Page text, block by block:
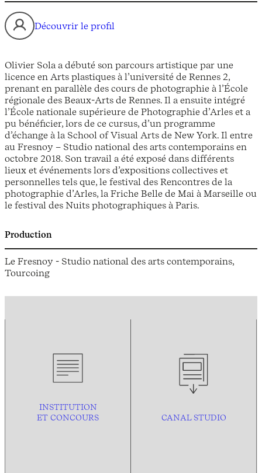
Découvrir le profil
Olivier Sola a débuté son parcours artistique par une
licence en Arts plastiques à l’université de Rennes 2,
prenant en parallèle des cours de photographie à l’École
régionale des Beaux-Arts de Rennes. Il a ensuite intégré
l’École nationale supérieure de Photographie d’Arles et a
pu bénéficier, lors de ce cursus, d’un programme
d’échange à la School of Visual Arts de New York. Il entre
au Fresnoy – Studio national des arts contemporains en
octobre 2018. Son travail a été exposé dans différents
lieux et événements lors d’expositions collectives et
personnelles tels que, le festival des Rencontres de la
photographie d’Arles, la Friche Belle de Mai à Marseille ou
le festival des Nuits photographiques à Paris.
Production
Le Fresnoy - Studio national des arts contemporains,
Tourcoing
INSTITUTION
ET CONCOURS
CANAL STUDIO